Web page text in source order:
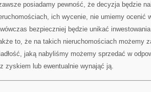
posiadamy pewność, że decyzja będzie
ich wycenie, nie umiemy ocenić
bezpieczniej będzie unikać
to, że na takich nieruchomościach możemy
jaką nabyliśmy możemy sprzedać w
zyskiem lub ewentualnie wynająć ją.